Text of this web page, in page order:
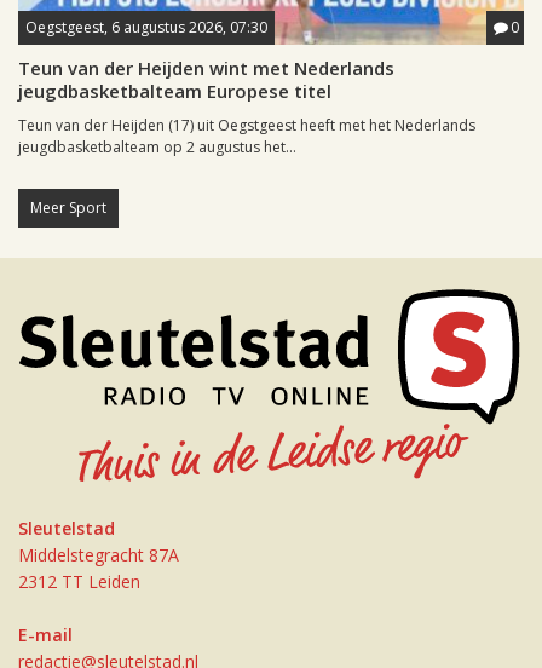
Oegstgeest, 6 augustus 2026, 07:30 0
Teun van der Heijden wint met Nederlands
jeugdbasketbalteam Europese titel
Teun van der Heijden (17) uit Oegstgeest heeft met het Nederlands
jeugdbasketbalteam op 2 augustus het...
Meer Sport
Sleutelstad
Middelstegracht 87A
2312 TT Leiden
E-mail
redactie@sleutelstad.nl